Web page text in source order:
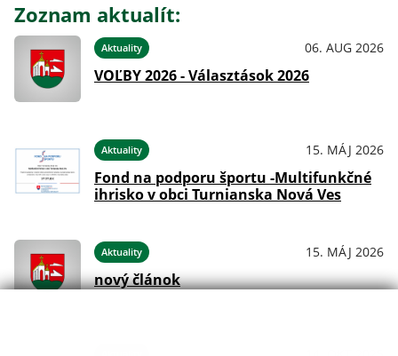
Zoznam aktualít:
Aktuality 06. AUG 2026
VOĽBY 2026 - Választások 2026
Aktuality 15. MÁJ 2026
Fond na podporu športu -Multifunkčné
ihrisko v obci Turnianska Nová Ves
Aktuality 15. MÁJ 2026
nový článok